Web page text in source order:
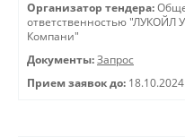
Организатор тендера:
ответственностью "ЛУКОЙЛ
Компани"
Документы: Запрос
Прием заявок до: 18.10.2024